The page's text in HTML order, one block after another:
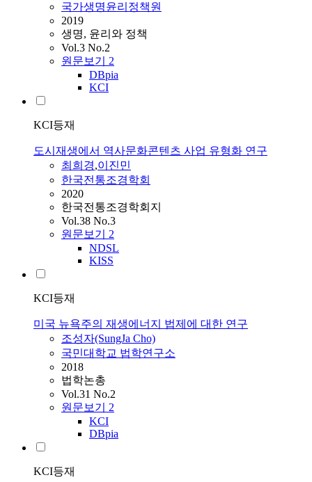
국가생명윤리정책원
2019
생명, 윤리와 정책
Vol.3 No.2
원문보기 2
DBpia
KCI
KCI등재
도시재생에서 역사문화콘텐츠 사업 유형화 연구
최희경,이진민
한국전통조경학회
2020
한국전통조경학회지
Vol.38 No.3
원문보기 2
NDSL
KISS
KCI등재
미국 뉴욕주의 재생에너지 법제에 대한 연구
조성자(SungJa Cho)
국민대학교 법학연구소
2018
법학논총
Vol.31 No.2
원문보기 2
KCI
DBpia
KCI등재